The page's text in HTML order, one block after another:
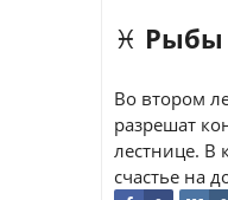
♓ Рыбы
Во втором
разрешат
лестнице. В
счастье на